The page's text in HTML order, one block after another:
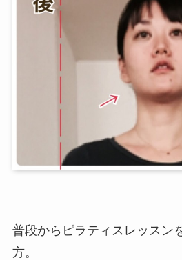
普段からピラティスレッスン
方。